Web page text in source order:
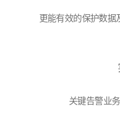
更能有效的保护数据
关键告警业